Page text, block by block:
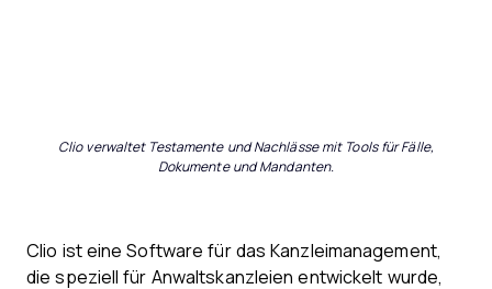
Clio verwaltet Testamente und Nachlässe mit Tools für Fälle,
Dokumente und Mandanten.
Clio ist eine Software für das Kanzleimanagement,
die speziell für Anwaltskanzleien entwickelt wurde,